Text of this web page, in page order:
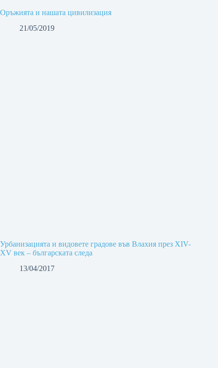
Оръжията и нашата цивилизация
21/05/2019
Урбанизацията и видовете градове във Влахия през XIV-
XV век – българската следа
13/04/2017